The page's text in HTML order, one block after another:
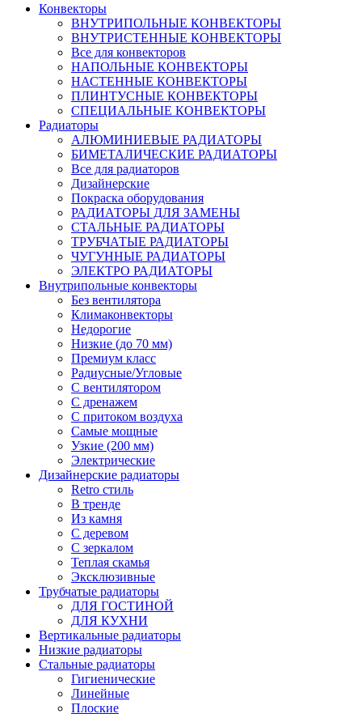
Конвекторы
ВНУТРИПОЛЬНЫЕ КОНВЕКТОРЫ
ВНУТРИСТЕННЫЕ КОНВЕКТОРЫ
Все для конвекторов
НАПОЛЬНЫЕ КОНВЕКТОРЫ
НАСТЕННЫЕ КОНВЕКТОРЫ
ПЛИНТУСНЫЕ КОНВЕКТОРЫ
СПЕЦИАЛЬНЫЕ КОНВЕКТОРЫ
Радиаторы
АЛЮМИНИЕВЫЕ РАДИАТОРЫ
БИМЕТАЛИЧЕСКИЕ РАДИАТОРЫ
Все для радиаторов
Дизайнерские
Покраска оборудования
РАДИАТОРЫ ДЛЯ ЗАМЕНЫ
СТАЛЬНЫЕ РАДИАТОРЫ
ТРУБЧАТЫЕ РАДИАТОРЫ
ЧУГУННЫЕ РАДИАТОРЫ
ЭЛЕКТРО РАДИАТОРЫ
Внутрипольные конвекторы
Без вентилятора
Климаконвекторы
Недорогие
Низкие (до 70 мм)
Премиум класс
Радиусные/Угловые
С вентилятором
С дренажем
С притоком воздуха
Самые мощные
Узкие (200 мм)
Электрические
Дизайнерские радиаторы
Retro стиль
В тренде
Из камня
С деревом
С зеркалом
Теплая скамья
Эксклюзивные
Трубчатые радиаторы
ДЛЯ ГОСТИНОЙ
ДЛЯ КУХНИ
Вертикальные радиаторы
Низкие радиаторы
Стальные радиаторы
Гигиенические
Линейные
Плоские